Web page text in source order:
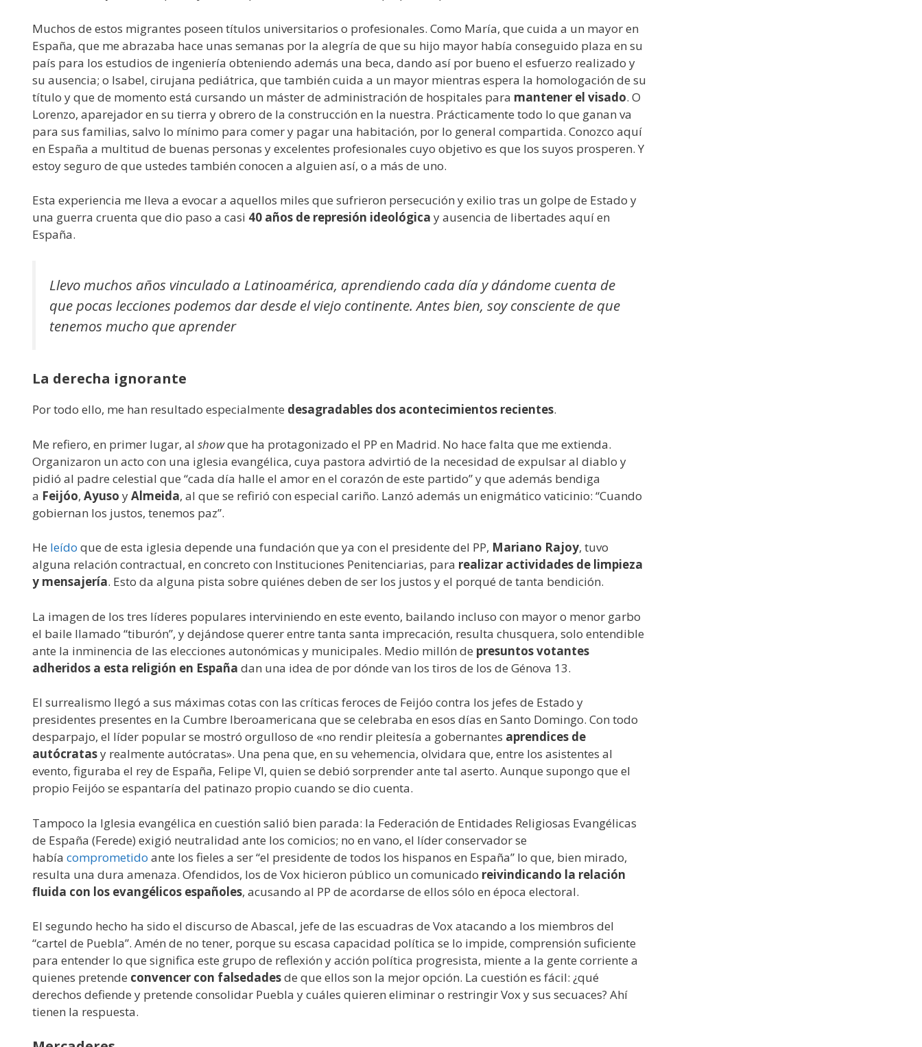
Muchos de estos migrantes poseen títulos universitarios o profesionales. Como María, que cuida a un mayor en
España, que me abrazaba hace unas semanas por la alegría de que su hijo mayor había conseguido plaza en su
país para los estudios de ingeniería obteniendo además una beca, dando así por bueno el esfuerzo realizado y
su ausencia; o Isabel, cirujana pediátrica, que también cuida a un mayor mientras espera la homologación de su
título y que de momento está cursando un máster de administración de hospitales para mantener el visado. O
Lorenzo, aparejador en su tierra y obrero de la construcción en la nuestra. Prácticamente todo lo que ganan va
para sus familias, salvo lo mínimo para comer y pagar una habitación, por lo general compartida. Conozco aquí
en España a multitud de buenas personas y excelentes profesionales cuyo objetivo es que los suyos prosperen. Y
estoy seguro de que ustedes también conocen a alguien así, o a más de uno.
Esta experiencia me lleva a evocar a aquellos miles que sufrieron persecución y exilio tras un golpe de Estado y
una guerra cruenta que dio paso a casi 40 años de represión ideológica y ausencia de libertades aquí en
España.
Llevo muchos años vinculado a Latinoamérica, aprendiendo cada día y dándome cuenta de
que pocas lecciones podemos dar desde el viejo continente. Antes bien, soy consciente de que
tenemos mucho que aprender
La derecha ignorante
Por todo ello, me han resultado especialmente desagradables dos acontecimientos recientes.
Me refiero, en primer lugar, al showque ha protagonizado el PP en Madrid. No hace falta que me extienda.
Organizaron un acto con una iglesia evangélica, cuya pastora advirtió de la necesidad de expulsar al diablo y
pidió al padre celestial que “cada día halle el amor en el corazón de este partido” y que además bendiga
a Feijóo, Ayuso yAlmeida, al que se refirió con especial cariño. Lanzó además un enigmático vaticinio: “Cuando
gobiernan los justos, tenemos paz”.
He leído que de esta iglesia depende una fundación que ya con el presidente del PP, Mariano Rajoy, tuvo
alguna relación contractual, en concreto con Instituciones Penitenciarias, para realizar actividades de limpieza
y mensajería. Esto da alguna pista sobre quiénes deben de ser los justos y el porqué de tanta bendición.
La imagen de los tres líderes populares interviniendo en este evento, bailando incluso con mayor o menor garbo
el baile llamado “tiburón”, y dejándose querer entre tanta santa imprecación, resulta chusquera, solo entendible
ante la inminencia de las elecciones autonómicas y municipales. Medio millón de presuntos votantes
adheridos a esta religión en España dan una idea de por dónde van los tiros de los de Génova 13.
El surrealismo llegó a sus máximas cotas con las críticas feroces de Feijóo contra los jefes de Estado y
presidentes presentes en la Cumbre Iberoamericana que se celebraba en esos días en Santo Domingo. Con todo
desparpajo, el líder popular se mostró orgulloso de «no rendir pleitesía a gobernantes aprendices de
autócratasy realmente autócratas». Una pena que, en su vehemencia, olvidara que, entre los asistentes al
evento, figuraba el rey de España, Felipe VI, quien se debió sorprender ante tal aserto. Aunque supongo que el
propio Feijóo se espantaría del patinazo propio cuando se dio cuenta.
Tampoco la Iglesia evangélica en cuestión salió bien parada: la Federación de Entidades Religiosas Evangélicas
de España (Ferede) exigió neutralidad ante los comicios; no en vano, el líder conservador se
había comprometido ante los fieles a ser “el presidente de todos los hispanos en España” lo que, bien mirado,
resulta una dura amenaza. Ofendidos, los de Vox hicieron público un comunicado reivindicando la relación
fluida con los evangélicos españoles, acusando al PP de acordarse de ellos sólo en época electoral.
El segundo hecho ha sido el discurso de Abascal, jefe de las escuadras de Vox atacando a los miembros del
“cartel de Puebla”. Amén de no tener, porque su escasa capacidad política se lo impide, comprensión suficiente
para entender lo que significa este grupo de reflexión y acción política progresista, miente a la gente corriente a
quienes pretende convencer con falsedadesde que ellos son la mejor opción. La cuestión es fácil: ¿qué
derechos defiende y pretende consolidar Puebla y cuáles quieren eliminar o restringir Vox y sus secuaces? Ahí
tienen la respuesta.